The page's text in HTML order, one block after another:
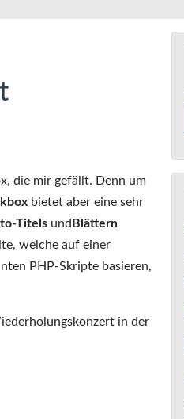
die mir gefällt. Denn um
bietet aber eine sehr
Titels und Blättern
welche auf einer
PHP-Skripte basieren,
in der